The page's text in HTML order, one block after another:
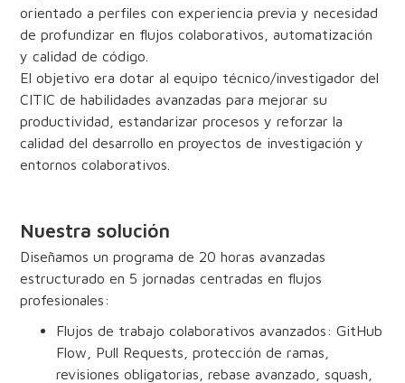
orientado a perfiles con experiencia previa y necesidad
de profundizar en flujos colaborativos, automatización
y calidad de código.
El objetivo era dotar al equipo técnico/investigador del
CITIC de habilidades avanzadas para mejorar su
productividad, estandarizar procesos y reforzar la
calidad del desarrollo en proyectos de investigación y
entornos colaborativos.
Nuestra solución
Diseñamos un programa de 20 horas avanzadas
estructurado en 5 jornadas centradas en flujos
profesionales:
Flujos de trabajo colaborativos avanzados: GitHub
Flow, Pull Requests, protección de ramas,
revisiones obligatorias, rebase avanzado, squash,